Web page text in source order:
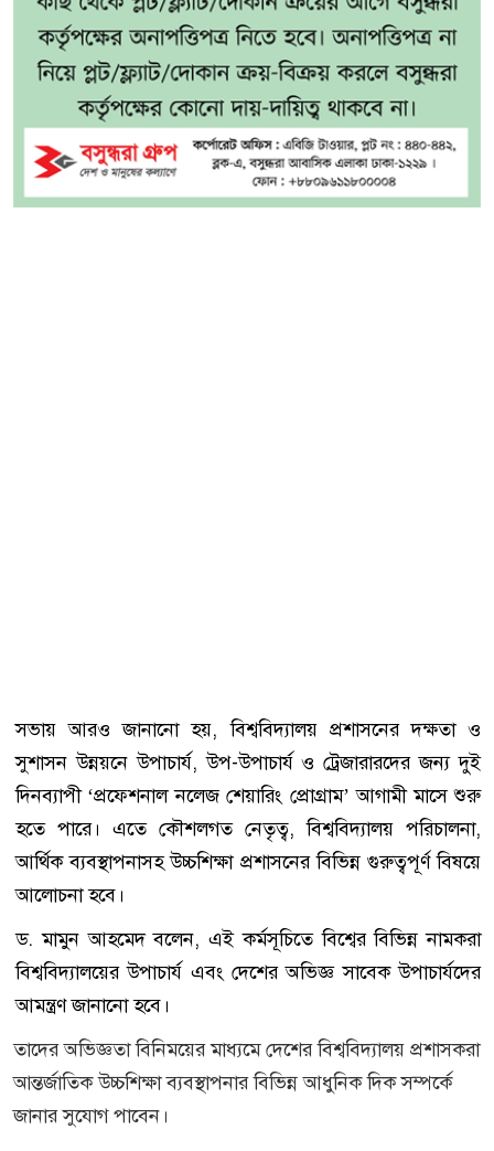
সভায় আরও জানানো হয়, বিশ্ববিদ্যালয় প্রশাসনের দক্ষতা ও
সুশাসন উন্নয়নে উপাচার্য, উপ-উপাচার্য ও ট্রেজারারদের জন্য দুই
দিনব্যাপী ‘প্রফেশনাল নলেজ শেয়ারিং প্রোগ্রাম’ আগামী মাসে শুরু
হতে পারে। এতে কৌশলগত নেতৃত্ব, বিশ্ববিদ্যালয় পরিচালনা,
আর্থিক ব্যবস্থাপনাসহ উচ্চশিক্ষা প্রশাসনের বিভিন্ন গুরুত্বপূর্ণ বিষয়ে
আলোচনা হবে।
ড. মামুন আহমেদ বলেন, এই কর্মসূচিতে বিশ্বের বিভিন্ন নামকরা
বিশ্ববিদ্যালয়ের উপাচার্য এবং দেশের অভিজ্ঞ সাবেক উপাচার্যদের
আমন্ত্রণ জানানো হবে।
তাদের অভিজ্ঞতা বিনিময়ের মাধ্যমে দেশের বিশ্ববিদ্যালয় প্রশাসকরা
আন্তর্জাতিক উচ্চশিক্ষা ব্যবস্থাপনার বিভিন্ন আধুনিক দিক সম্পর্কে
জানার সুযোগ পাবেন।